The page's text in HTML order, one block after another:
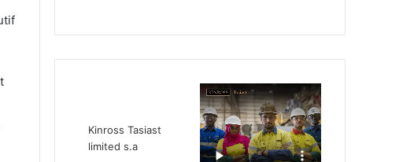
Kinross Tasiast
limited s.a